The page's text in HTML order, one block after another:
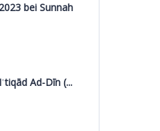
bei Sunnah
Ad-Dīn (...